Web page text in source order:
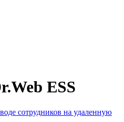
ESS
сотрудников на удаленную